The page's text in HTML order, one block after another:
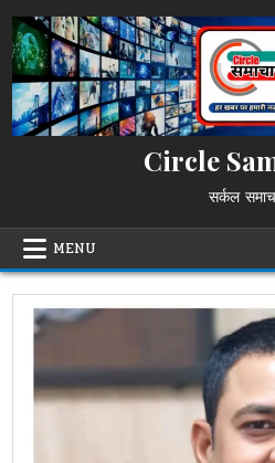
to
content
Circle
सर्कल
MENU